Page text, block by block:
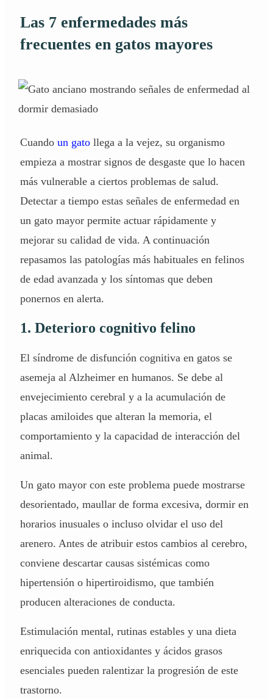
Las 7 enfermedades más
frecuentes en gatos mayores
Cuando un gato llega a la vejez, su organismo
empieza a mostrar signos de desgaste que lo hacen
más vulnerable a ciertos problemas de salud.
Detectar a tiempo estas señales de enfermedad en
un gato mayor permite actuar rápidamente y
mejorar su calidad de vida. A continuación
repasamos las patologías más habituales en felinos
de edad avanzada y los síntomas que deben
ponernos en alerta.
1. Deterioro cognitivo felino
El síndrome de disfunción cognitiva en gatos se
asemeja al Alzheimer en humanos. Se debe al
envejecimiento cerebral y a la acumulación de
placas amiloides que alteran la memoria, el
comportamiento y la capacidad de interacción del
animal.
Un gato mayor con este problema puede mostrarse
desorientado, maullar de forma excesiva, dormir en
horarios inusuales o incluso olvidar el uso del
arenero. Antes de atribuir estos cambios al cerebro,
conviene descartar causas sistémicas como
hipertensión o hipertiroidismo, que también
producen alteraciones de conducta.
Estimulación mental, rutinas estables y una dieta
enriquecida con antioxidantes y ácidos grasos
esenciales pueden ralentizar la progresión de este
trastorno.